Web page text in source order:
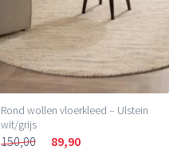
Rond wollen vloerkleed – Ulstein
wit/grijs
150,00 89,90